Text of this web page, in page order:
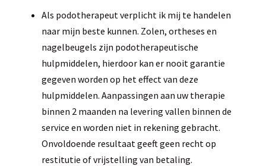
Als podotherapeut verplicht ik mij te handelen
naar mijn beste kunnen. Zolen, ortheses en
nagelbeugels zijn podotherapeutische
hulpmiddelen, hierdoor kan er nooit garantie
gegeven worden op het effect van deze
hulpmiddelen. Aanpassingen aan uw therapie
binnen 2 maanden na levering vallen binnen de
service en worden niet in rekening gebracht.
Onvoldoende resultaat geeft geen recht op
restitutie of vrijstelling van betaling.